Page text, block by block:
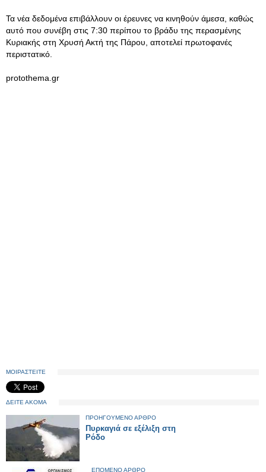
Τα νέα δεδομένα επιβάλλουν οι έρευνες να κινηθούν άμεσα, καθώς
αυτό που συνέβη στις 7:30 περίπου το βράδυ της περασμένης
Κυριακής στη Χρυσή Ακτή της Πάρου, αποτελεί πρωτοφανές
περιστατικό.
protothema.gr
ΜΟΙΡΑΣΤΕΙΤΕ
ΔΕΙΤΕ ΑΚΟΜΑ
ΠΡΟΗΓΟΥΜΕΝΟ ΑΡΘΡΟ
Πυρκαγιά σε εξέλιξη στη
Ρόδο
ΕΠΟΜΕΝΟ ΑΡΘΡΟ